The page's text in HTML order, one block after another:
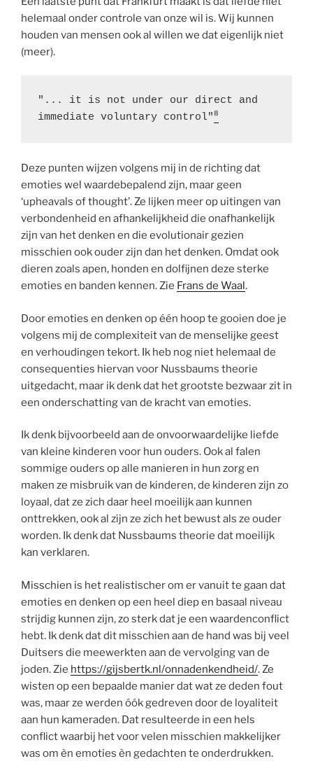
helemaal onder controle van onze wil is. Wij kunnen
houden van mensen ook al willen we dat eigenlijk niet
(meer).
"... it is not under our direct and
immediate voluntary control"8
Deze punten wijzen volgens mij in de richting dat
emoties wel waardebepalend zijn, maar geen
‘upheavals of thought’. Ze lijken meer op uitingen van
verbondenheid en afhankelijkheid die onafhankelijk
zijn van het denken en die evolutionair gezien
misschien ook ouder zijn dan het denken. Omdat ook
dieren zoals apen, honden en dolfijnen deze sterke
emoties en banden kennen. Zie Frans de Waal.
Door emoties en denken op één hoop te gooien doe je
volgens mij de complexiteit van de menselijke geest
en verhoudingen tekort. Ik heb nog niet helemaal de
consequenties hiervan voor Nussbaums theorie
uitgedacht, maar ik denk dat het grootste bezwaar zit in
een onderschatting van de kracht van emoties.
Ik denk bijvoorbeeld aan de onvoorwaardelijke liefde
van kleine kinderen voor hun ouders. Ook al falen
sommige ouders op alle manieren in hun zorg en
maken ze misbruik van de kinderen, de kinderen zijn zo
loyaal, dat ze zich daar heel moeilijk aan kunnen
onttrekken, ook al zijn ze zich het bewust als ze ouder
worden. Ik denk dat Nussbaums theorie dat moeilijk
kan verklaren.
Misschien is het realistischer om er vanuit te gaan dat
emoties en denken op een heel diep en basaal niveau
strijdig kunnen zijn, zo sterk dat je een waardenconflict
hebt. Ik denk dat dit misschien aan de hand was bij veel
Duitsers die meewerkten aan de vervolging van de
joden. Zie https://gijsbertk.nl/onnadenkendheid/. Ze
wisten op een bepaalde manier dat wat ze deden fout
was, maar ze werden óók gedreven door de loyaliteit
aan hun kameraden. Dat resulteerde in een hels
conflict waarbij het voor velen misschien makkelijker
was om èn emoties èn gedachten te onderdrukken.